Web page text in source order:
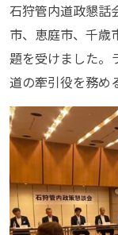
石狩管内道政懇話
市、恵庭市、千歳
題を受けました。
道の牽引役を務め